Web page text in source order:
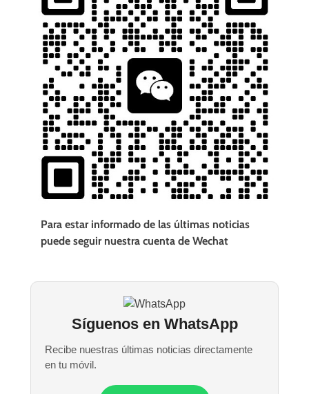
Para estar informado de las últimas noticias
puede seguir nuestra cuenta de Wechat
Síguenos en WhatsApp
Recibe nuestras últimas noticias directamente
en tu móvil.